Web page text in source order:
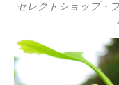
セレクトショップ・